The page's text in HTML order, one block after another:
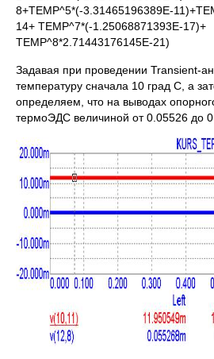
8+TEMP^5*(-3.31465196389E-
14+ TEMP^7*(-1.25068871393E-17)+
TEMP^8*2.71443176145E-21)
Задавая при проведении Transient-
температуру сначала 10 град С, а
определяем, что на выводах
термоЭДС величиной от 0.05526 до